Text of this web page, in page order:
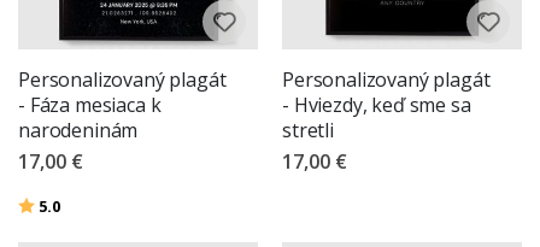
Personalizovaný plagát
- Fáza mesiaca k
narodeninám
17,00 €
Hodnotenie:
5.0
Personalizovaný plagát
- Hviezdy, keď sme sa
stretli
17,00 €